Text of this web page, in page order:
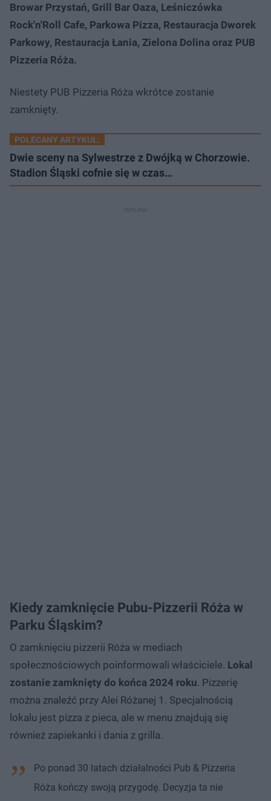
Browar Przystań, Grill Bar Oaza, Leśniczówka
Rock'n'Roll Cafe, Parkowa Pizza, Restauracja Dworek
Parkowy, Restauracja Łania, Zielona Dolina oraz PUB
Pizzeria Róża.
Niestety PUB Pizzeria Róża wkrótce zostanie
zamknięty.
POLECANY ARTYKUŁ:
Dwie sceny na Sylwestrze z Dwójką w Chorzowie.
Stadion Śląski cofnie się w czas…
Kiedy zamknięcie Pubu-Pizzerii Róża w
Parku Śląskim?
O zamknięciu pizzerii Róża w mediach
społecznościowych poinformowali właściciele. Lokal
zostanie zamknięty do końca 2024 roku. Pizzerię
można znaleźć przy Alei Różanej 1. Specjalnością
lokalu jest pizza z pieca, ale w menu znajdują się
również zapiekanki i dania z grilla.
Po ponad 30 latach działalności Pub & Pizzeria
Róża kończy swoją przygodę. Decyzja ta nie